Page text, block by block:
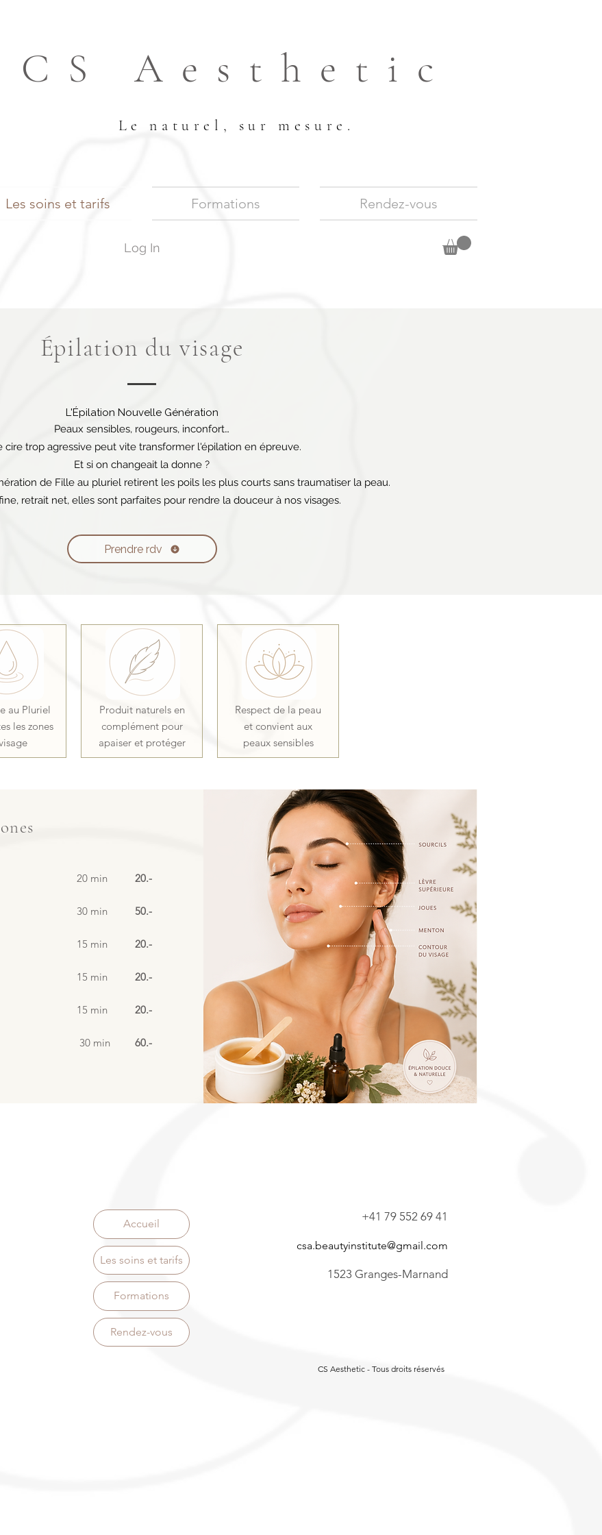
CS Aesthetic
Le naturel, sur mesure.
Les soins et tarifs Formations Rendez-vous
Log In
Épilation du visage
L'Épilation Nouvelle Génération
Peaux sensibles, rougeurs, inconfort…
cire trop agressive peut vite transformer l'épilation en épreuve.
Et si on changeait la donne ?
de Fille au pluriel retirent les poils les plus courts sans traumatiser la peau.
retrait net, elles sont parfaites pour rendre la douceur à nos visages.
Prendre rdv
au Pluriel
les zones
Produit naturels en
complément pour
apaiser et protéger
Respect de la peau
et convient aux
peaux sensibles
20 min 20.-
30 min 50.-
15 min 20.-
15 min 20.-
15 min 20.-
30 min 60.-
+41 79 552 69 41
csa.beautyinstitute@gmail.com
1523 Granges-Marnand
Accueil
Les soins et tarifs
Formations
Rendez-vous
CS Aesthetic - Tous droits réservés